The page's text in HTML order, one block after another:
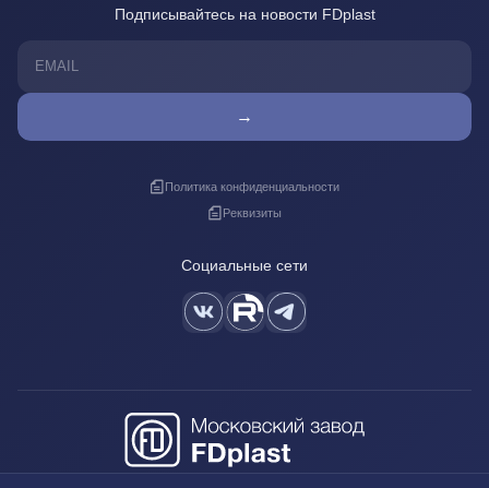
Подписывайтесь на новости FDplast
→
Политика конфиденциальности
Реквизиты
Социальные сети